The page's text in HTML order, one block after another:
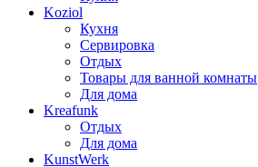
Koziol
Кухня
Сервировка
Отдых
Товары для ванной комнаты
Для дома
Kreafunk
Отдых
Для дома
KunstWerk